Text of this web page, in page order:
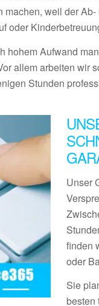
machen, weil der
oder
hohem Aufwand
allem arbeiten wir
Stunden
Unser
finden
oder
Sie
besten